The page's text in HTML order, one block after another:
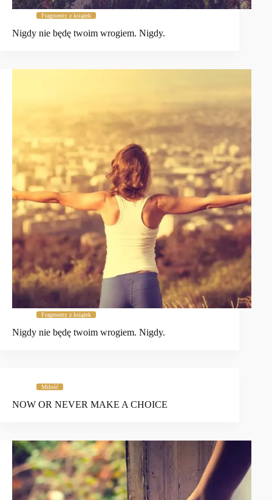
Fragmenty z książek
Nigdy nie będę twoim wrogiem. Nigdy.
Fragmenty z książek
Nigdy nie będę twoim wrogiem. Nigdy.
Miłość
NOW OR NEVER MAKE A CHOICE